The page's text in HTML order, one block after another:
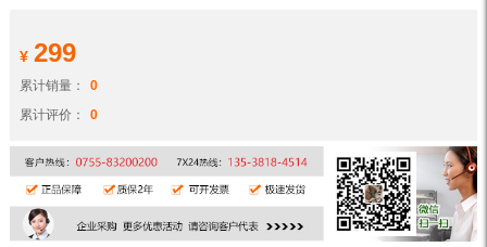
¥ 299
累计销量：
0
累计评价：
0